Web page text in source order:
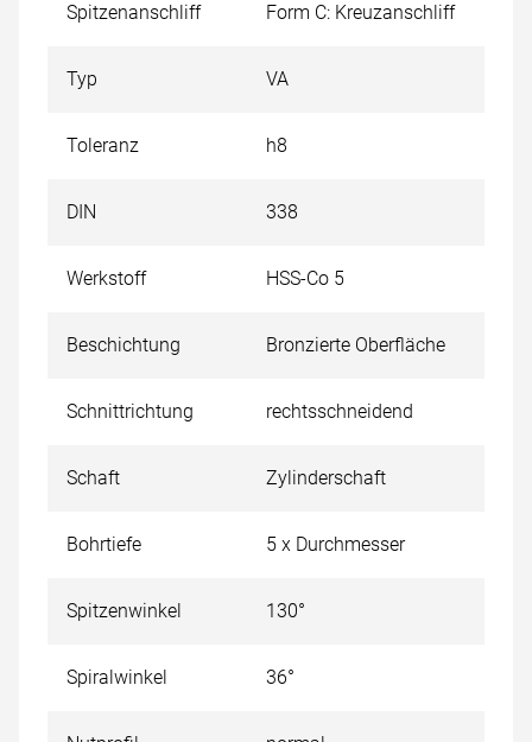
Spitzenanschliff Form C: Kreuzanschliff
Typ VA
Toleranz h8
DIN 338
Werkstoff HSS-Co 5
Beschichtung Bronzierte Oberfläche
Schnittrichtung rechtsschneidend
Schaft Zylinderschaft
Bohrtiefe 5 x Durchmesser
Spitzenwinkel 130°
Spiralwinkel 36°